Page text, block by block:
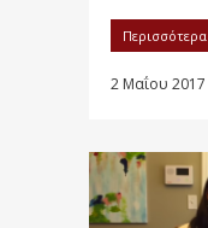
Περισσότερα
2 Μαΐου 2017